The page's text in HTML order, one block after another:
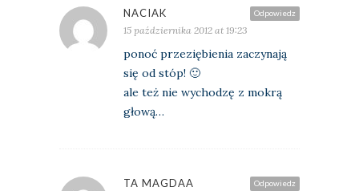
Odpowiedz
NACIAK
15 października 2012 at 19:23
ponoć przeziębienia zaczynają
się od stóp! 🙂
ale też nie wychodzę z mokrą
głową…
Odpowiedz
TA MAGDAA